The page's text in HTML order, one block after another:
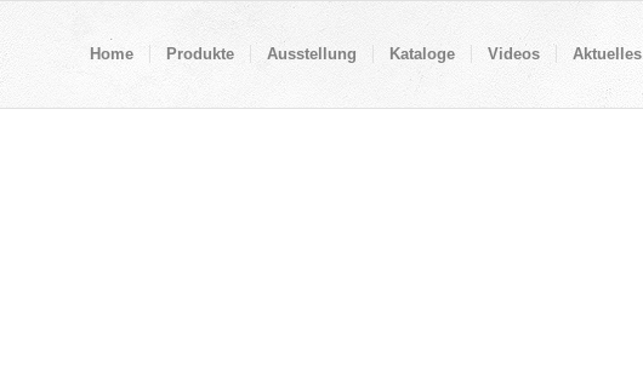
Home Produkte Ausstellung Kataloge Videos Aktuelles